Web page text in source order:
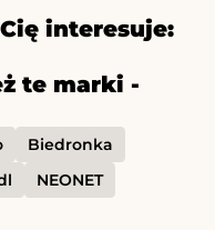
interesuje:
te marki -
Biedronka
NEONET